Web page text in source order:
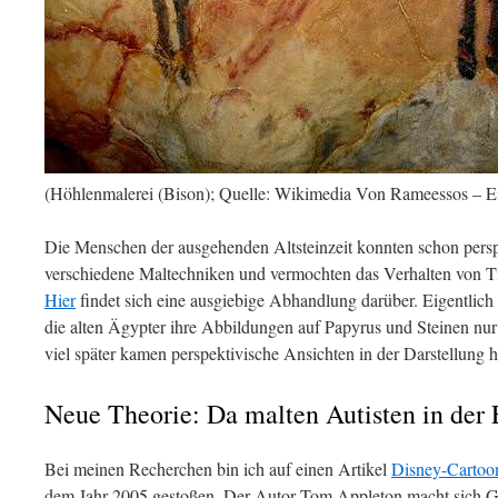
(Höhlenmalerei (Bison); Quelle: Wikimedia Von Rameessos –
Die Menschen der ausgehenden Altsteinzeit konnten schon
verschiedene Maltechniken und vermochten das Verhalten von
Hierfindet sich eine ausgiebige Abhandlung darüber.
die alten Ägypter ihre Abbildungen auf Papyrus und Steinen
viel später kamen perspektivische Ansichten in der Darstellung
Neue Theorie: Da malten Autisten in der
Bei meinen Recherchen bin ich auf einen Artikel Disney-